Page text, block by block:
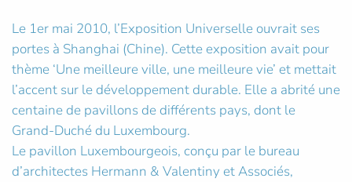
Le 1er mai 2010, l’Exposition Universelle ouvrait ses
portes à Shanghai (Chine). Cette exposition avait pour
thème ‘Une meilleure ville, une meilleure vie’ et mettait
l’accent sur le développement durable. Elle a abrité une
centaine de pavillons de différents pays, dont le
Grand-Duché du Luxembourg.
Le pavillon Luxembourgeois, conçu par le bureau
d’architectes Hermann & Valentiny et Associés,